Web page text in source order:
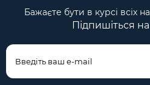
Бажаєте бути в курсі всіх
Підпишіться